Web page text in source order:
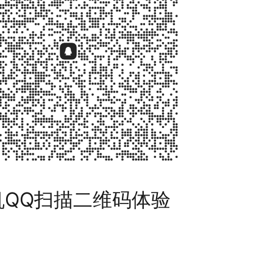
扫描二维码体验